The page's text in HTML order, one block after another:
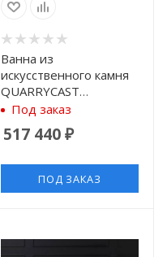
Ванна из
искусственного камня
QUARRYCAST
Victoria+Albert Ios IOS-
Под заказ
517 440₽
ПОД ЗАКАЗ